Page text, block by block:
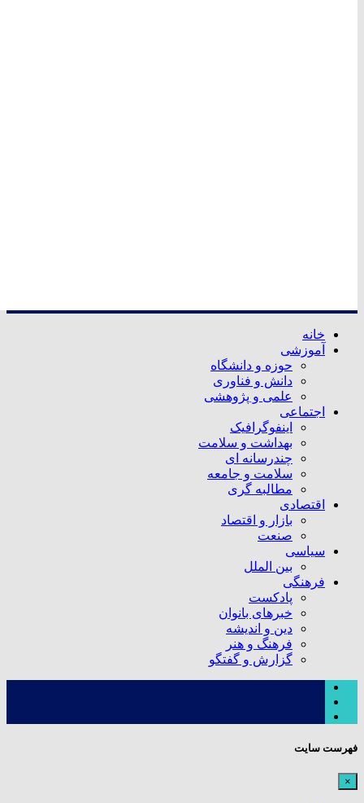
خانه
آموزشی
حوزه و دانشگاه
دانش و فناوری
علمی و پژوهشی
اجتماعی
اینفوگرافیک
بهداشت و سلامت
چندرسانه ای
سلامت و جامعه
مطالبه گری
اقتصادی
بازار و اقتصاد
صنعت
سیاسی
بین الملل
فرهنگی
پادکست
خبرهای بانوان
دین و اندیشه
فرهنگ و هنر
گزارش و گفتگو
فهرست سایت
×